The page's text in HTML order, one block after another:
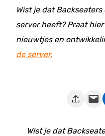
Wist je dat
server heeft? Praat
nieuwtjes en
de server.
Deze pagina e-mailen
Wist je dat